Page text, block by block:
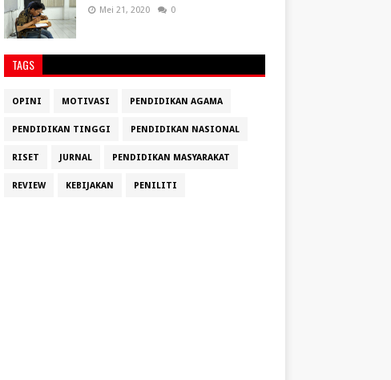
Mei 21, 2020 0
TAGS
OPINI MOTIVASI PENDIDIKAN AGAMA
PENDIDIKAN TINGGI PENDIDIKAN NASIONAL
RISET JURNAL PENDIDIKAN MASYARAKAT
REVIEW KEBIJAKAN PENILITI